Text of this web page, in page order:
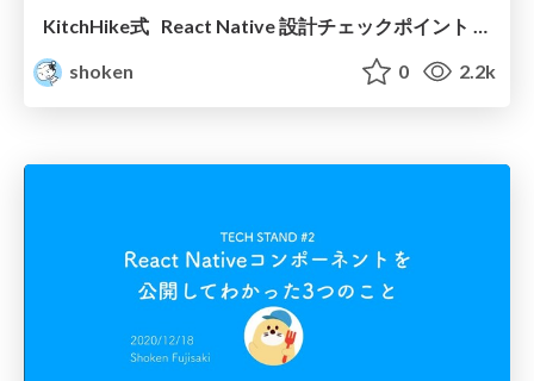
KitchHike式 React Native 設計チェックポイント / React Native App Design in KitchHike
shoken
0 2.2k